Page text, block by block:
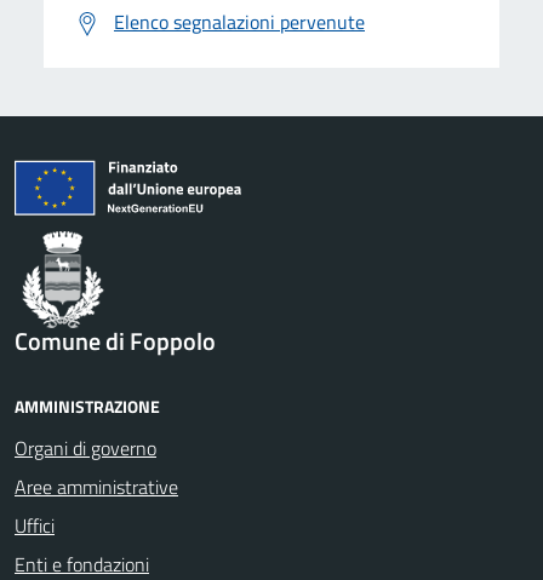
Elenco segnalazioni pervenute
Comune di Foppolo
AMMINISTRAZIONE
Organi di governo
Aree amministrative
Uffici
Enti e fondazioni